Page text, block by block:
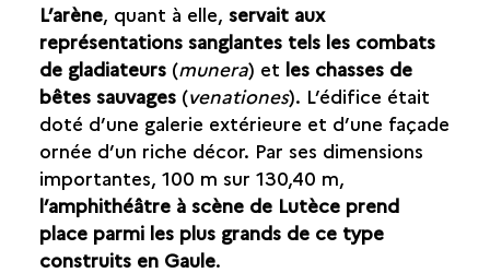
L’arène, quant à elle, servait aux
représentations sanglantes tels les combats
de gladiateurs(munera) et les chasses de
bêtes sauvages(venationes). L’édifice était
doté d’une galerie extérieure et d’une façade
ornée d’un riche décor. Par ses dimensions
importantes, 100 m sur 130,40 m,
l’amphithéâtre à scène de Lutèce prend
place parmi les plus grands de ce type
construits en Gaule.